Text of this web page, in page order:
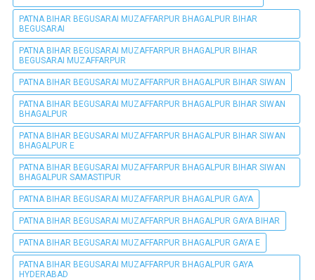
PATNA BIHAR BEGUSARAI MUZAFFARPUR BHAGALPUR BIHAR
BEGUSARAI
PATNA BIHAR BEGUSARAI MUZAFFARPUR BHAGALPUR BIHAR
BEGUSARAI MUZAFFARPUR
PATNA BIHAR BEGUSARAI MUZAFFARPUR BHAGALPUR BIHAR SIWAN
PATNA BIHAR BEGUSARAI MUZAFFARPUR BHAGALPUR BIHAR SIWAN
BHAGALPUR
PATNA BIHAR BEGUSARAI MUZAFFARPUR BHAGALPUR BIHAR SIWAN
BHAGALPUR E
PATNA BIHAR BEGUSARAI MUZAFFARPUR BHAGALPUR BIHAR SIWAN
BHAGALPUR SAMASTIPUR
PATNA BIHAR BEGUSARAI MUZAFFARPUR BHAGALPUR GAYA
PATNA BIHAR BEGUSARAI MUZAFFARPUR BHAGALPUR GAYA BIHAR
PATNA BIHAR BEGUSARAI MUZAFFARPUR BHAGALPUR GAYA E
PATNA BIHAR BEGUSARAI MUZAFFARPUR BHAGALPUR GAYA
HYDERABAD